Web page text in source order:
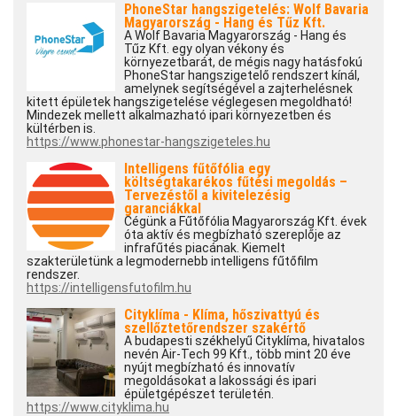
PhoneStar hangszigetelés: Wolf Bavaria
Magyarország - Hang és Tűz Kft.
A Wolf Bavaria Magyarország - Hang és
Tűz Kft. egy olyan vékony és
környezetbarát, de mégis nagy hatásfokú
PhoneStar hangszigetelő rendszert kínál,
amelynek segítségével a zajterhelésnek
kitett épületek hangszigetelése véglegesen megoldható!
Mindezek mellett alkalmazható ipari környezetben és
kültérben is.
https://www.phonestar-hangszigeteles.hu
Intelligens fűtőfólia egy
költségtakarékos fűtési megoldás –
Tervezéstől a kivitelezésig
garanciákkal
Cégünk a Fűtőfólia Magyarország Kft. évek
óta aktív és megbízható szereplője az
infrafűtés piacának. Kiemelt
szakterületünk a legmodernebb intelligens fűtőfilm
rendszer.
https://intelligensfutofilm.hu
Cityklíma - Klíma, hőszivattyú és
szellőztetőrendszer szakértő
A budapesti székhelyű Cityklíma, hivatalos
nevén Air-Tech 99 Kft., több mint 20 éve
nyújt megbízható és innovatív
megoldásokat a lakossági és ipari
épületgépészet területén.
https://www.cityklima.hu